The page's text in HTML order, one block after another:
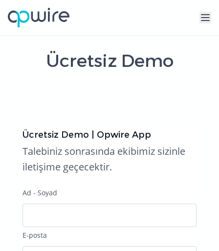
Ücretsiz Demo
Ücretsiz Demo | Opwire App
Talebiniz sonrasında ekibimiz sizinle
iletişime geçecektir.
Ad - Soyad
E-posta